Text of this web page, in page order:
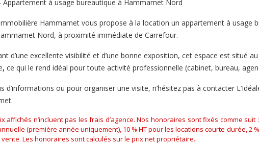
Appartement à usage bureautique à Hammamet Nord
Immobilière Hammamet vous propose à la location un appartement à usage
Nord, à proximité immédiate de Carrefour.
d’une excellente visibilité et d’une bonne exposition, cet espace est situé
, ce qui le rend idéal pour toute activité professionnelle (cabinet, bureau,
d’informations ou pour organiser une visite, n’hésitez pas à contacter
affichés n’incluent pas les frais d’agence. Nos honoraires sont fixés comme
(première année uniquement), 10 % HT pour les locations courte durée, 2
Les honoraires sont calculés sur le prix net propriétaire.